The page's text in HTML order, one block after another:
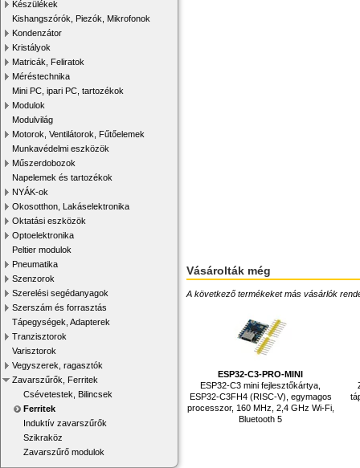
Készülékek
Kishangszórók, Piezók, Mikrofonok
Kondenzátor
Kristályok
Matricák, Feliratok
Méréstechnika
Mini PC, ipari PC, tartozékok
Modulok
Modulvilág
Motorok, Ventilátorok, Fűtőelemek
Munkavédelmi eszközök
Műszerdobozok
Napelemek és tartozékok
NYÁK-ok
Okosotthon, Lakáselektronika
Oktatási eszközök
Optoelektronika
Peltier modulok
Pneumatika
Szenzorok
Szerelési segédanyagok
Szerszám és forrasztás
Tápegységek, Adapterek
Tranzisztorok
Varisztorok
Vegyszerek, ragasztók
Zavarszűrők, Ferritek
Csévetestek, Bilincsek
Ferritek
Induktív zavarszűrők
Szikraköz
Zavarszűrő modulok
Vásárolták még
A következő termékeket más vásárlók
ESP32-C3-PRO-MINI
ESP32-C3 mini fejlesztőkártya,
ESP32-C3FH4 (RISC-V), egymagos
processzor, 160 MHz, 2,4 GHz Wi-Fi,
Bluetooth 5